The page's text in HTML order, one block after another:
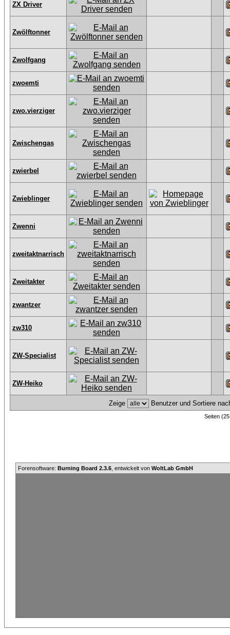
ZX Driver
Zwölftonner
Zwolfgang
zwoemti
zwo.vierziger
Zwischengas
zwierbel
Zwieblinger
Zwenni
zweitaktnarrisch
Zweitakter
zwantzer
zw310
ZW-Specialist
ZW-Heiko
Zeige Benutzer und Sortiere
Seiten
Forensoftware: Burning Board 2.3.6 , entwickelt von WoltLab GmbH